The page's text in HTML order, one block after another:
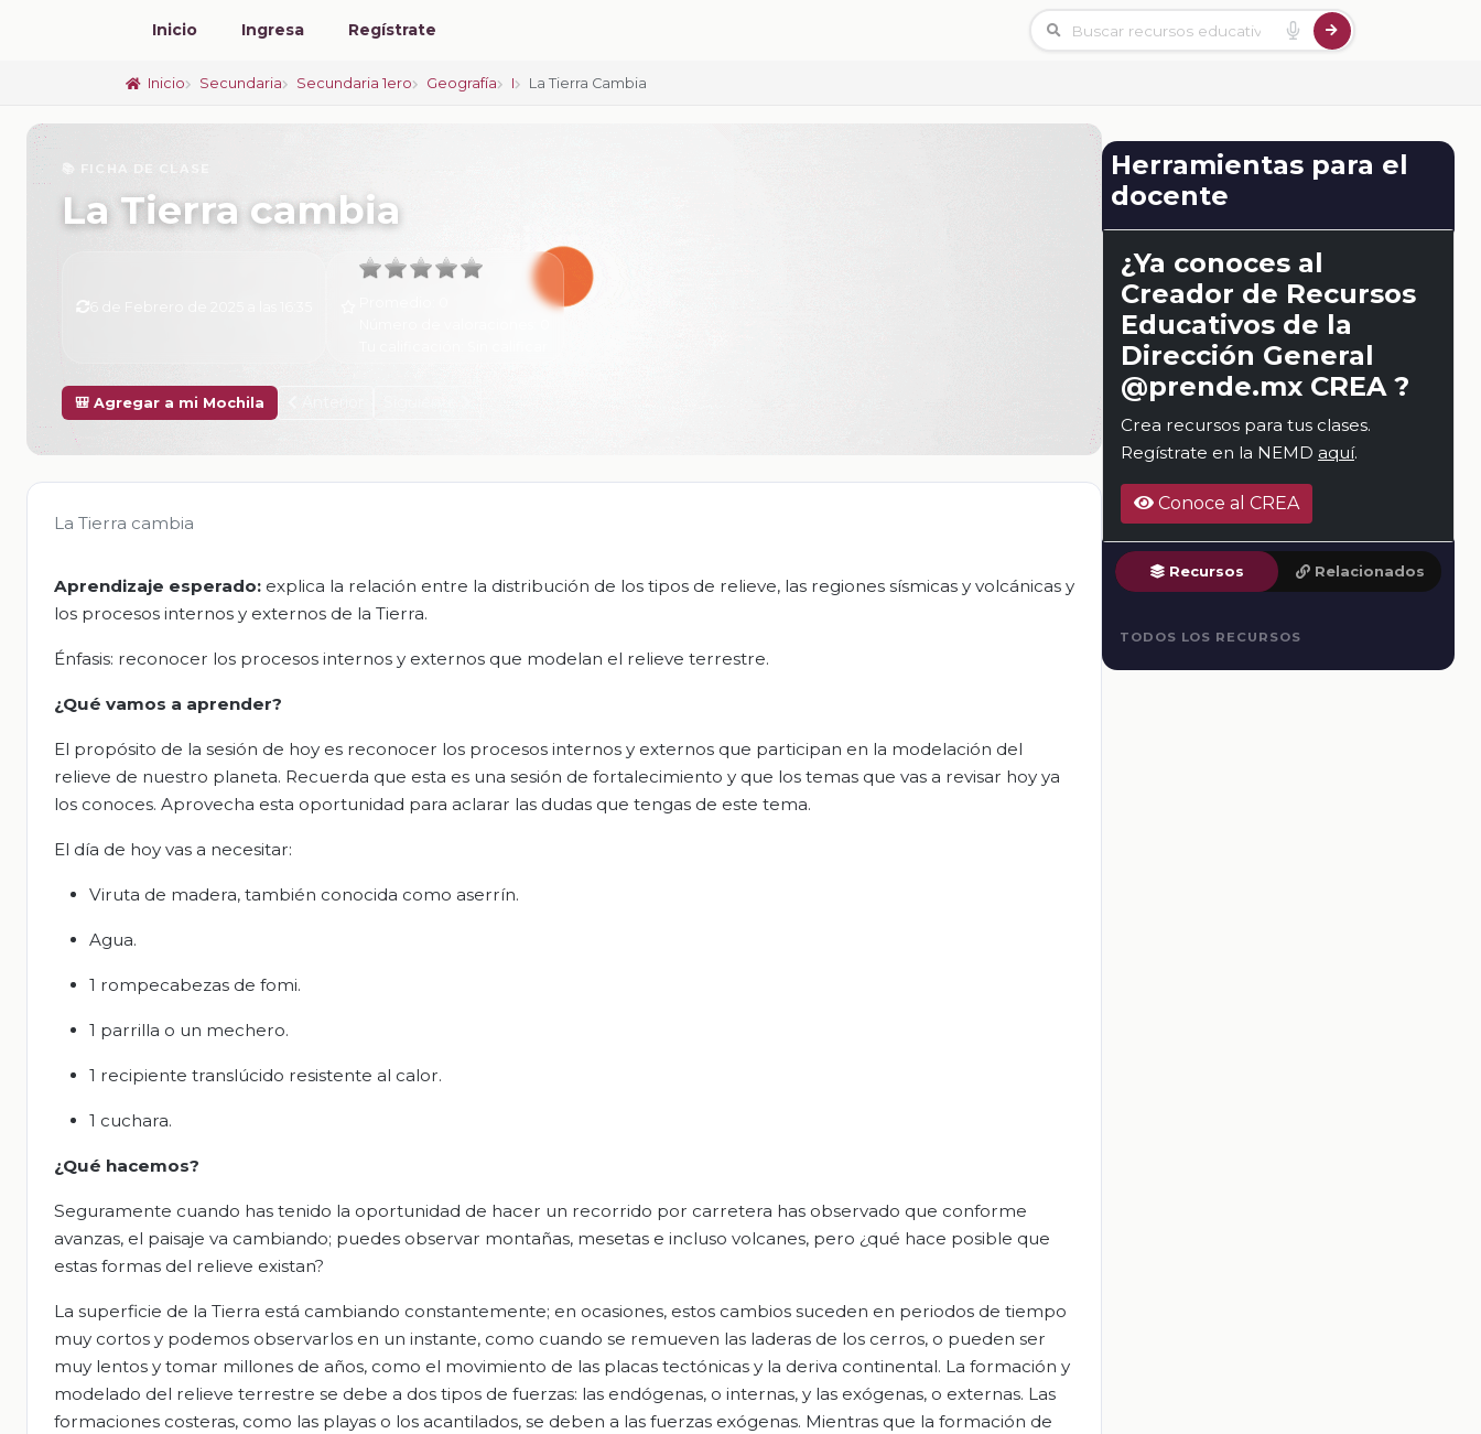
Inicio Ingresa Regístrate
Inicio Secundaria Secundaria 1ero Geografía I La Tierra Cambia
📚 FICHA DE CLASE
La Tierra cambia
🎒 Agregar a mi Mochila
La Tierra cambia
Aprendizaje esperado: explica la relación entre la distribución de los tipos de relieve, las regiones sísmicas y volcánicas y
los procesos internos y externos de la Tierra.
Énfasis: reconocer los procesos internos y externos que modelan el relieve terrestre.
¿Qué vamos a aprender?
El propósito de la sesión de hoy es reconocer los procesos internos y externos que participan en la modelación del
relieve de nuestro planeta. Recuerda que esta es una sesión de fortalecimiento y que los temas que vas a revisar hoy ya
los conoces. Aprovecha esta oportunidad para aclarar las dudas que tengas de este tema.
El día de hoy vas a necesitar:
Viruta de madera, también conocida como aserrín.
Agua.
1 rompecabezas de fomi.
1 parrilla o un mechero.
1 recipiente translúcido resistente al calor.
1 cuchara.
¿Qué hacemos?
Seguramente cuando has tenido la oportunidad de hacer un recorrido por carretera has observado que conforme
avanzas, el paisaje va cambiando; puedes observar montañas, mesetas e incluso volcanes, pero ¿qué hace posible que
estas formas del relieve existan?
La superficie de la Tierra está cambiando constantemente; en ocasiones, estos cambios suceden en periodos de tiempo
muy cortos y podemos observarlos en un instante, como cuando se remueven las laderas de los cerros, o pueden ser
muy lentos y tomar millones de años, como el movimiento de las placas tectónicas y la deriva continental. La formación y
modelado del relieve terrestre se debe a dos tipos de fuerzas: las endógenas, o internas, y las exógenas, o externas. Las
formaciones costeras, como las playas o los acantilados, se deben a las fuerzas exógenas. Mientras que la formación de
Herramientas para el
docente
¿Ya conoces al
Creador de Recursos
Educativos de la
Dirección General
@prende.mx CREA ?
Crea recursos para tus clases.
Regístrate en la NEMD aquí.
Conoce al CREA
Recursos Relacionados
TODOS LOS RECURSOS